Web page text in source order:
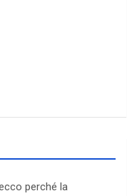
perché la